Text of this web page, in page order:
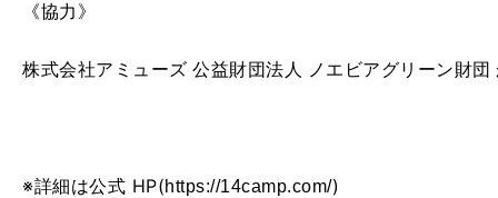
《協力》
株式会社アミューズ 公益財団法人 ノエビアグリーン財
※詳細は公式 HP(https://14camp.com/)